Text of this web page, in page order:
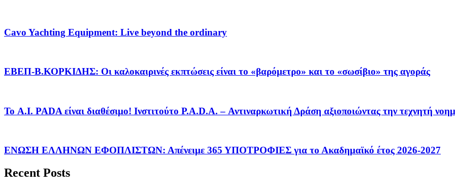
Cavo Yachting Equipment: Live beyond the ordinary
EΒΕΠ-Β.ΚΟΡΚΙΔΗΣ: Οι καλοκαιρινές εκπτώσεις είναι το «βαρόμετρο» και το «σωσίβιο» της αγοράς
Το A.I. PADA είναι διαθέσιμο! Ινστιτούτο P.A.D.A. – Αντιναρκωτική Δράση αξιοποιώντας την τεχνητή
ΕΝΩΣΗ ΕΛΛΗΝΩΝ ΕΦΟΠΛΙΣΤΩΝ: Απένειμε 365 ΥΠΟΤΡΟΦΙΕΣ για το Ακαδημαϊκό έτος 2026-2027
Recent Posts